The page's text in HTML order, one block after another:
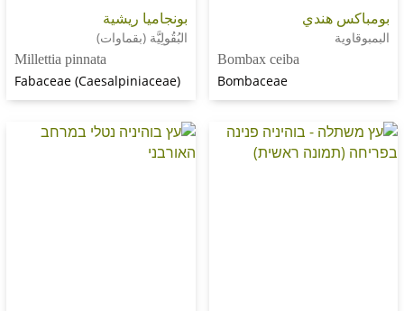
Bombax ceiba
Bombaceae
بونجاميا ريشية
البُقُولِيَّة (بقماوات)
Millettia pinnata
Fabaceae (Caesalpiniaceae)